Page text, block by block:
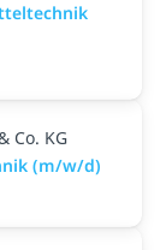
Co. KG
(m/w/d)